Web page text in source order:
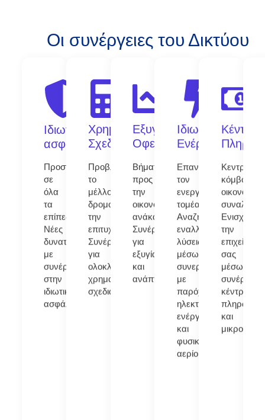
Οι συνέργειες του Δικτύου
Ιδιωτική
ασφάλιση
Προστασία
σε
όλα
τα
επίπεδα:
Νέες
δυνατότητες
με
συνέργειες
στην
ιδιωτική
ασφάλιση
Χρηματοοικονομικός
Σχεδιασμός
Προβλέποντας
το
μέλλον,
δρομολογώντας
την
επιτυχία:
Συνέργεια
για
ολοκληρωμένο
χρηματοοικονομικό
σχεδιασμό
Εξυγίανση
Οφειλών
Βήματα
προς
την
οικονομική
ανάκαμψη:
Συνέργεια
για
εξυγίανση
και
ανάπτυξη
Ιδιωτική
Ενέργεια
τον
ενεργειακό
τομέα:
Αναζητώντας
εναλλακτικές
λύσεις
μέσω
συνεργειών
με
παρόχους
ηλεκτρικής
ενέργειας
και
φυσικού
αερίου
Κέντρο
Κεντρικός
κόμβος
την
επιχείρησή
σας
μέσω
συνέργειας
κέντρου
και